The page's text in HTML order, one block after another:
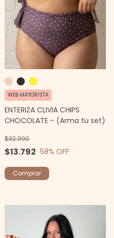
ENTERIZA CLIVIA CHIPS
CHOCOLATE - (Arma tu set)
$13.792
$32.990
58% OFF
WEB MAYORISTA
Comprar